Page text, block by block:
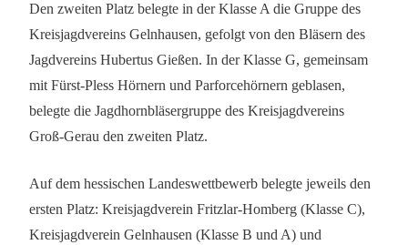
Den zweiten Platz belegte in der Klasse A die Gruppe des
Kreisjagdvereins Gelnhausen, gefolgt von den Bläsern des
Jagdvereins Hubertus Gießen. In der Klasse G, gemeinsam
mit Fürst-Pless Hörnern und Parforcehörnern geblasen,
belegte die Jagdhornbläsergruppe des Kreisjagdvereins
Groß-Gerau den zweiten Platz.
Auf dem hessischen Landeswettbewerb belegte jeweils den
ersten Platz: Kreisjagdverein Fritzlar-Homberg (Klasse C),
Kreisjagdverein Gelnhausen (Klasse B und A) und